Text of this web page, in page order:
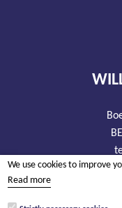
We use cookies to improve
Read more